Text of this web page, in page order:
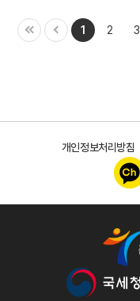
1 2 3
개인정보처리방침